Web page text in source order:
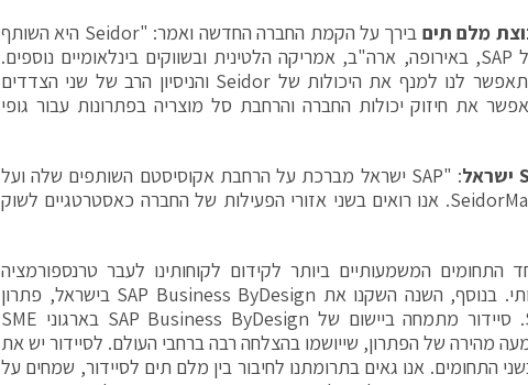
מלם תים
בירך על הקמת החברה החדשה ואמר: "Seidor היא השותף
המוביל בטכנולוגיית הענן של SAP, באירופה, ארה"ב, אמריקה הלטינית ובשווקים בינלאומיים נוספים.
החברה המשותפת שהקמנו תאפשר לנו למנף את היכולות של Seidor והניסיון הרב של שני הצדדים
את חיזוק יכולות החברה והרחבת סל מוצריה בפתרונות עבור גופי
ישראל
: "SAP ישראל מברכת על הרחבת אקוסיסטם השותפים שלה ועל
הקמת החברה החדשה, SeidorMalam. אנו רואים בשני אזורי הפעילות של החברה כאסטרטגיים לשוק
התחומים המשמעותיים ביותר לקידום לקוחותינו לעבר טרנספורמציה
דיגיטלית והשגת יתרון תחרותי. בנוסף, השנה השקנו את SAP Business ByDesign בישראל, פתרון
שפונה בעיקר לארגוני SME. סיידור מתמחה ביישום של SAP Business ByDesign בארגוני SME
מהירה של הפתרון, שייושמו בהצלחה רבה ברחבי העולם. לסיידור יש את
התחומים. אנו גאים בתרומתנו לחיבור בין מלם תים לסיידור, שמחים על